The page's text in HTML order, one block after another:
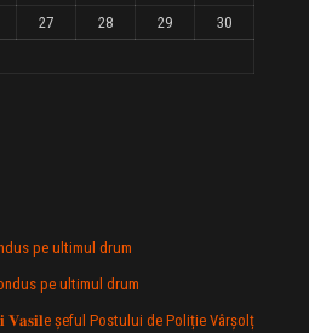
27 28 29
30
pe ultimul drum
pe ultimul drum
𝐕𝐚𝐬𝐢𝐥e şeful Postului de Poliție Vârșolț